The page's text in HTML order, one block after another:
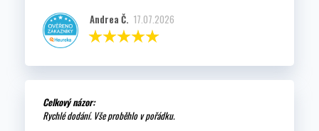
Andrea Č. 17.07.2026
Celkový názor:
Rychlé dodání. Vše proběhlo v pořádku.